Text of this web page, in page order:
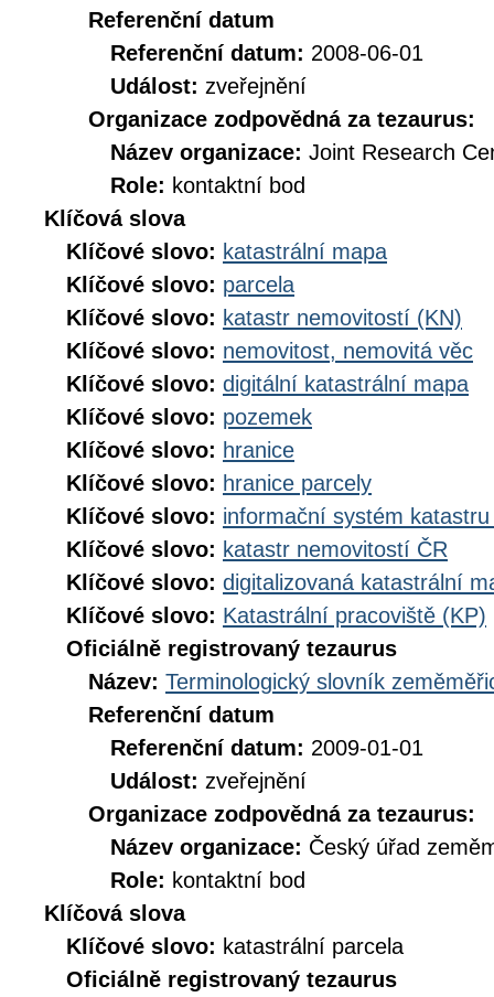
Referenční datum
Referenční datum: 2008-06-01
Událost: zveřejnění
Organizace zodpovědná za tezaurus:
Název organizace: Joint Research
Role: kontaktní bod
Klíčová slova
Klíčové slovo: katastrální mapa
Klíčové slovo: parcela
Klíčové slovo: katastr nemovitostí (KN)
Klíčové slovo: nemovitost, nemovitá věc
Klíčové slovo: digitální katastrální mapa
Klíčové slovo: pozemek
Klíčové slovo: hranice
Klíčové slovo: hranice parcely
Klíčové slovo: informační systém
Klíčové slovo: katastr nemovitostí ČR
Klíčové slovo: digitalizovaná katastrální
Klíčové slovo: Katastrální pracoviště (KP)
Oficiálně registrovaný tezaurus
Název: Terminologický slovník
Referenční datum
Referenční datum: 2009-01-01
Událost: zveřejnění
Organizace zodpovědná za tezaurus:
Název organizace: Český úřad
Role: kontaktní bod
Klíčová slova
Klíčové slovo: katastrální parcela
Oficiálně registrovaný tezaurus